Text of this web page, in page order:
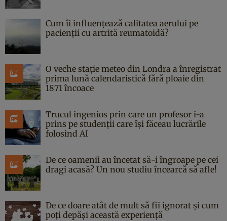
Cum îi influențează calitatea aerului pe
pacienții cu artrită reumatoidă?
O veche stație meteo din Londra a înregistrat
prima lună calendaristică fără ploaie din
1871 încoace
Trucul ingenios prin care un profesor i-a
prins pe studenții care își făceau lucrările
folosind AI
De ce oamenii au încetat să-i îngroape pe cei
dragi acasă? Un nou studiu încearcă să afle!
De ce doare atât de mult să fii ignorat și cum
poți depăși această experiență